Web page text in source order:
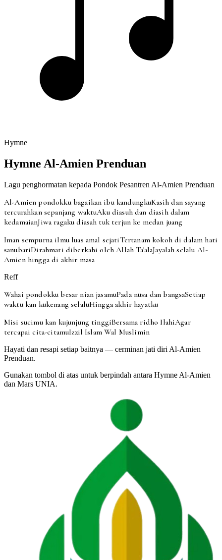
Hymne
Hymne Al-Amien Prenduan
Lagu penghormatan kepada Pondok Pesantren Al-Amien Prenduan
Al-Amien pondokku bagaikan ibu kandungkuKasih dan sayang
tercurahkan sepanjang waktuAku diasuh dan diasih dalam
kedamaianJiwa ragaku diasah tuk terjun ke medan juang
Iman sempurna ilmu luas amal sejatiTertanam kokoh di dalam hati
sanubariDirahmati diberkahi oleh Allah Ta'alaJayalah selalu Al-
Amien hingga di akhir masa
Reff
Wahai pondokku besar nian jasamuPada nusa dan bangsaSetiap
waktu kan kukenang selaluHingga akhir hayatku
Misi sucimu kan kujunjung tinggiBersama ridho IlahiAgar
tercapai cita-citamuIzzil Islam Wal Muslimin
Hayati dan resapi setiap baitnya — cerminan jati diri Al-Amien
Prenduan.
Gunakan tombol di atas untuk berpindah antara Hymne Al-Amien
dan Mars UNIA.